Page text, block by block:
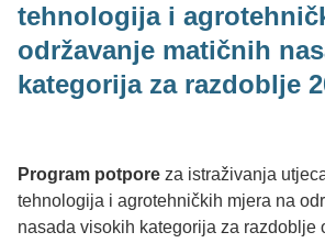
tehnologija i
održavanje matičnih
kategorija za razdoblje
Program potpore za istraživanja
tehnologija i agrotehničkih mjera na
nasada visokih kategorija za razdoblje